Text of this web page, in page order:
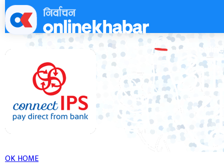
Skip
to
content
OK HOME